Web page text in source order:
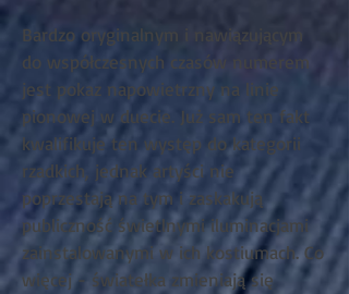
Bardzo oryginalnym i nawiązującym
do współczesnych czasów numerem
jest pokaz napowietrzny na linie
pionowej w duecie. Już sam ten fakt
kwalifikuje ten występ do kategorii
rzadkich, jednak artyści nie
poprzestają na tym i zaskakują
publiczność świetlnymi iluminacjami
zainstalowanymi w ich kostiumach. Co
więcej - światełka zmieniają się